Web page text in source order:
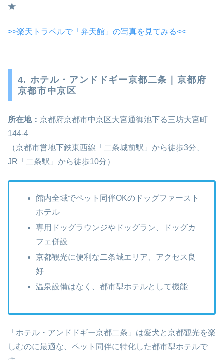
★
>>楽天トラベルで「弁天館」の写真を見てみる<<
4. ホテル・アンドドギー京都二条｜京都府
京都市中京区
所在地： 京都府京都市中京区大宮通御池下る三坊大宮町
144‑4
（京都市営地下鉄東西線「二条城前駅」から徒歩3分、
JR「二条駅」から徒歩10分）
館内全域でペット同伴OKのドッグファースト
ホテル
専用ドッグラウンジやドッグラン、ドッグカ
フェ併設
京都観光に便利な二条城エリア、アクセス良
好
温泉設備はなく、都市型ホテルとして機能
「ホテル・アンドドギー京都二条」は愛犬と京都観光を楽
しむのに最適な、ペット同伴に特化した都市型ホテルで